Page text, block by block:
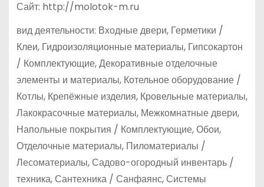
Сайт: http://molotok-m.ru
вид деятельности: Входные двери, Герметики /
Клеи, Гидроизоляционные материалы, Гипсокартон
/ Комплектующие, Декоративные отделочные
элементы и материалы, Котельное оборудование /
Котлы, Крепёжные изделия, Кровельные материалы,
Лакокрасочные материалы, Межкомнатные двери,
Напольные покрытия / Комплектующие, Обои,
Отделочные материалы, Пиломатериалы /
Лесоматериалы, Садово-огородный инвентарь /
техника, Сантехника / Санфаянс, Системы